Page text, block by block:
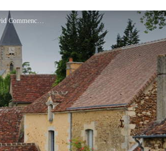
La Perrière PCC - ©David Commenchal